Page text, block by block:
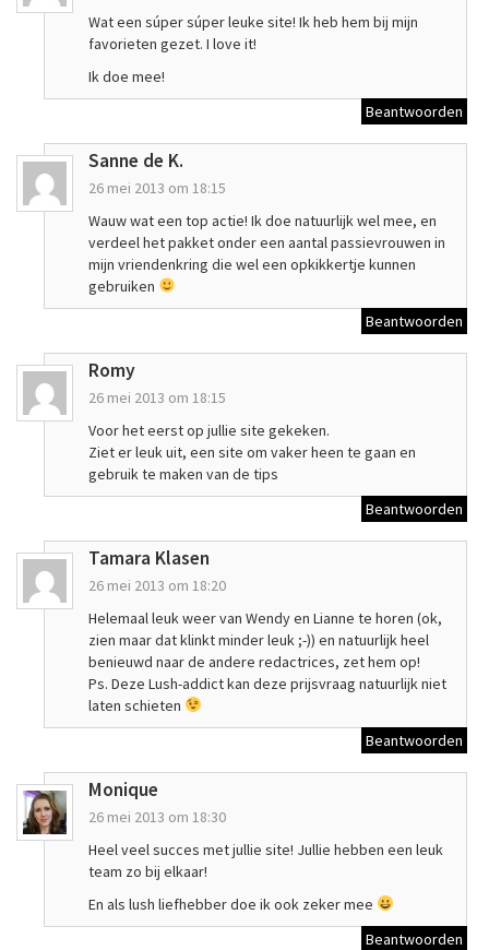
Wat een súper súper leuke site! Ik heb hem bij mijn
favorieten gezet. I love it!
Ik doe mee!
Beantwoorden
Sanne de K.
26 mei 2013 om 18:15
Wauw wat een top actie! Ik doe natuurlijk wel mee, en
verdeel het pakket onder een aantal passievrouwen in
mijn vriendenkring die wel een opkikkertje kunnen
gebruiken
Beantwoorden
Romy
26 mei 2013 om 18:15
Voor het eerst op jullie site gekeken.
Ziet er leuk uit, een site om vaker heen te gaan en
gebruik te maken van de tips
Beantwoorden
Tamara Klasen
26 mei 2013 om 18:20
Helemaal leuk weer van Wendy en Lianne te horen (ok,
zien maar dat klinkt minder leuk ;-)) en natuurlijk heel
benieuwd naar de andere redactrices, zet hem op!
Ps. Deze Lush-addict kan deze prijsvraag natuurlijk niet
laten schieten
Beantwoorden
Monique
26 mei 2013 om 18:30
Heel veel succes met jullie site! Jullie hebben een leuk
team zo bij elkaar!
En als lush liefhebber doe ik ook zeker mee
Beantwoorden